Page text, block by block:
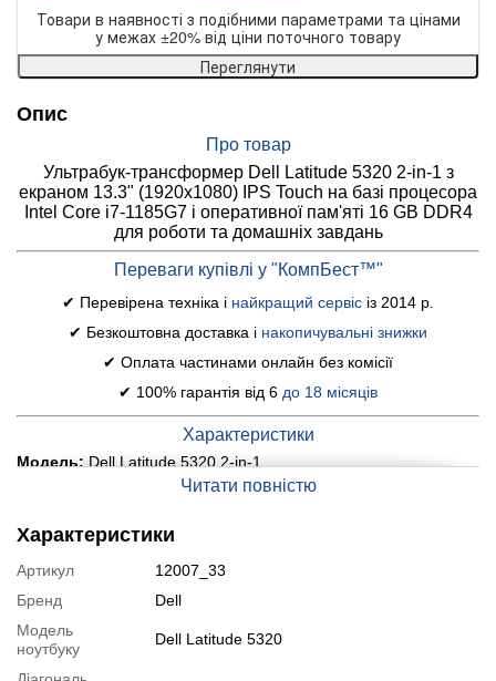
Товари в наявності з подібними параметрами та цінами
у межах ±20% від ціни поточного товару
Переглянути
Опис
Про товар
Ультрабук-трансформер Dell Latitude 5320 2-in-1 з
екраном 13.3" (1920x1080) IPS Touch на базі процесора
Intel Core i7-1185G7 і оперативної пам'яті 16 GB DDR4
для роботи та домашніх завдань
Переваги купівлі у "КомпБест™"
✔ Перевірена техніка і найкращий сервіс із 2014 р.
✔ Безкоштовна доставка і накопичувальні знижки
✔ Оплата частинами онлайн без комісії
✔ 100% гарантія від 6 до 18 місяців
Характеристики
Модель: Dell Latitude 5320 2-in-1
Дисплей (діагональ, роздільна здатність, тип
Процесор:Intel Core i7-1185G7 (4 (8) ядра по 3.0 - 4.8
GHz), 12 MB Smart Cache
Оперативна пам'ять:16 GB DDR4
Постійна пам'ять: 240 GB SSD
Графіка:
Веб-камера:
Порти:2x USB 3.2, 2x USB Type-C, 1x HDMI, 1x Audio, 1x LAN
Читати повністю
Характеристики
Артикул
12007_33
Бренд
Dell
Модель
ноутбуку
Dell Latitude 5320